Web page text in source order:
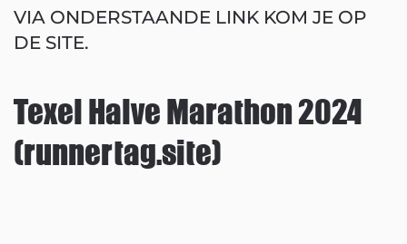
VIA ONDERSTAANDE LINK KOM JE OP
DE SITE.
Texel Halve Marathon 2024
(runnertag.site)